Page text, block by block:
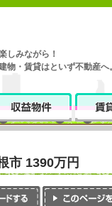
しみながら！
物・賃貸はといず不動産へ。
市 1390万円